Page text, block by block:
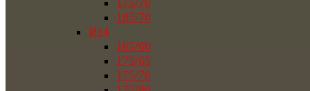
175/70
185/70
R14
165/60
175/65
175/70